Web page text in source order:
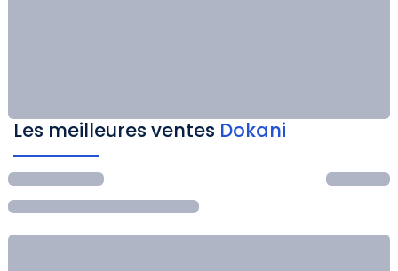
Les meilleures ventes Dokani